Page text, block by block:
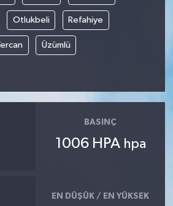
Otlukbeli Refahiye
Üzümlü
BASINÇ
1006 HPA hpa
EN DÜŞÜK / EN YÜKSEK